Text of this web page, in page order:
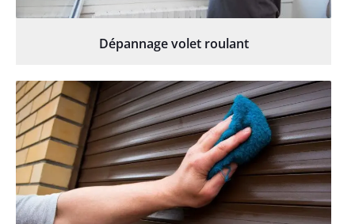
Dépannage volet roulant